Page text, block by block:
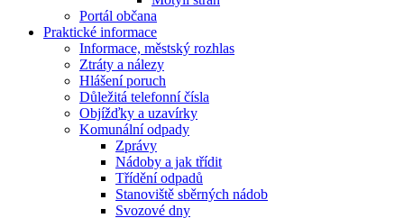
Portál občana
Praktické informace
Informace, městský rozhlas
Ztráty a nálezy
Hlášení poruch
Důležitá telefonní čísla
Objížďky a uzavírky
Komunální odpady
Zprávy
Nádoby a jak třídit
Třídění odpadů
Stanoviště sběrných nádob
Svozové dny